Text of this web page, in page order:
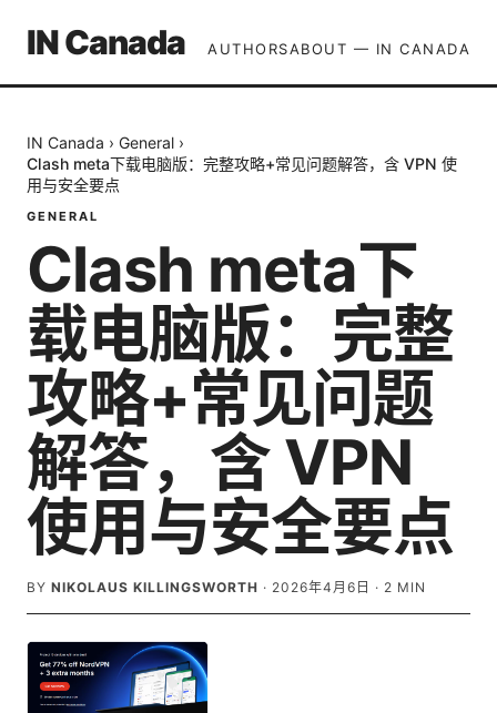
IN Canada AUTHORSABOUT — IN CANADA
IN Canada › General ›
Clash meta下载电脑版：完整攻略+常见问题解答，含 VPN 使
用与安全要点
GENERAL
Clash meta下
载电脑版：完整
攻略+常见问题
解答，含 VPN
使用与安全要点
BY NIKOLAUS KILLINGSWORTH · 2026年4月6日 · 2 MIN